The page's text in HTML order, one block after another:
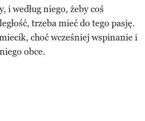
i według niego, żeby coś
trzeba mieć do tego pasję.
choć wcześniej wspinanie i
obce.